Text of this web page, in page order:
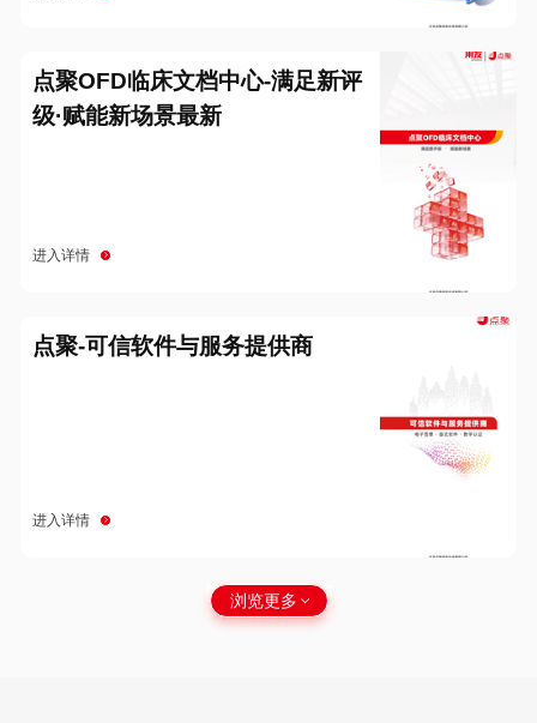
点聚OFD临床文档中心-满足新评
级·赋能新场景最新
进入详情
点聚-可信软件与服务提供商
进入详情
浏览更多